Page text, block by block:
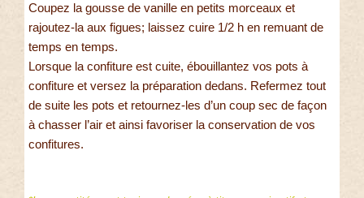
Coupez la gousse de vanille en petits morceaux et
rajoutez-la aux figues; laissez cuire 1/2 h en remuant de
temps en temps.
Lorsque la confiture est cuite, ébouillantez vos pots à
confiture et versez la préparation dedans. Refermez tout
de suite les pots et retournez-les d’un coup sec de façon
à chasser l’air et ainsi favoriser la conservation de vos
confitures.